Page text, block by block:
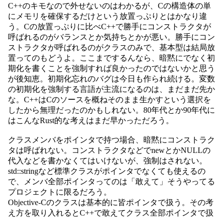
C++のキモなので外せないのはわかるが、Cの構造体の単
にメモリを確保するだけという放置っぷりとはかなり違
う。Cの放置っぷりに比べC++で勝手にコンストラクタが
呼ばれるのがバランスとか気持ちとかが悪い。勝手にコン
ストラクタが呼ばれるのがクラスのみで、基本型は結局放
置ってのもどうよ。ここまでするんなら、暗黙にでなく初
期化を書くことを強制すれば良かったのではないかと思う
が後知恵。初期化忘れのバグは今日も作られ続ける。変数
の初期化を強制する言語が主流になるのは、まだまだ先か
な。C++はCのソースを概ねそのまま生かすという選択を
したから無理だったのかもしれない。80年代とか90年代に
はこんなRust的な考えはまだ早かっただろう。
クラスメンバをポインタで持つ場合、暗黙にコンストラク
タは呼ばれない。コンストラクタなどでnewとかNULLの
代入などを書かなくてはいけないが、強制はされない。
std::stringなど標準クラスがポインタでなくても使えるの
で、メンバ全部ポインタってのは「敢えて」そうやってる
プロジェクトに限るだろう。
Objective-Cのクラスは基本的に皆ポインタで扱う。その考
え方を取り入れるとC++で敢えてクラス全部ポインタで扱